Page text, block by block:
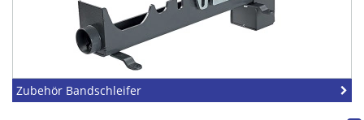
Zubehör Bandschleifer